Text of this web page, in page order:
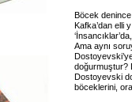
Böcek denince
Kafka’dan elli
Ama aynı
doğurmuştur?
Dostoyevski
böceklerini,